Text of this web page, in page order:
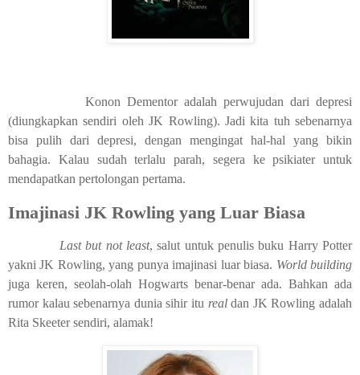
Konon Dementor adalah perwujudan dari depresi
(diungkapkan sendiri oleh JK Rowling). Jadi kita tuh sebenarnya
bisa pulih dari depresi, dengan mengingat hal-hal yang bikin
bahagia. Kalau sudah terlalu parah, segera ke psikiater untuk
mendapatkan pertolongan pertama.
Imajinasi JK Rowling yang Luar Biasa
Last but not least, salut untuk penulis buku Harry Potter
yakni JK Rowling, yang punya imajinasi luar biasa. World building
juga keren, seolah-olah Hogwarts benar-benar ada. Bahkan ada
rumor kalau sebenarnya dunia sihir itu realdan JK Rowling adalah
Rita Skeeter sendiri, alamak!